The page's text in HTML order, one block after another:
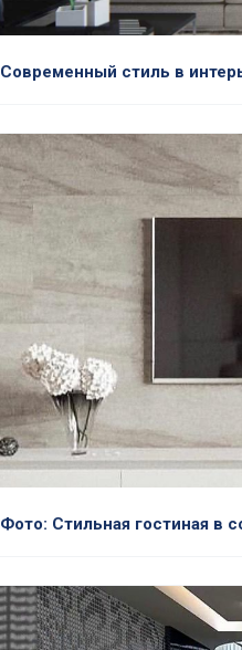
Современный стиль в
Фото: Стильная гостиная в